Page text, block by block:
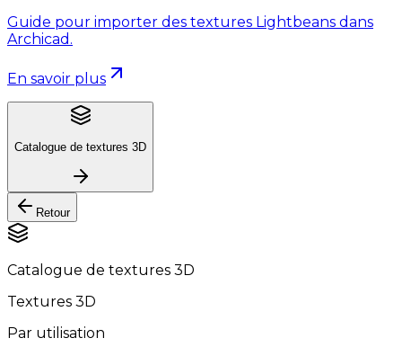
Guide pour importer des textures Lightbeans dans
Archicad.
En savoir plus
Catalogue de textures 3D
Retour
Catalogue de textures 3D
Textures 3D
Par utilisation